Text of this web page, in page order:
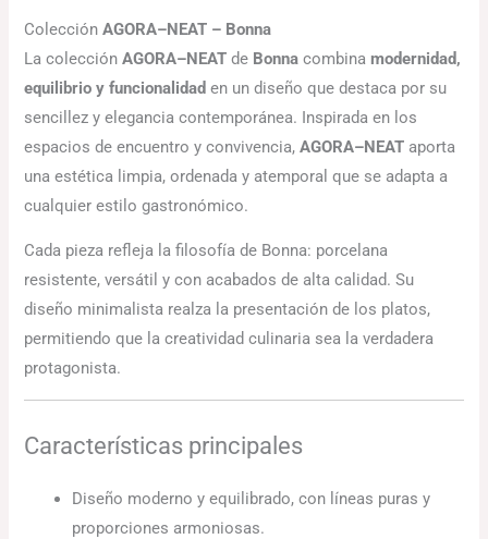
ColecciónAGORA–NEAT – Bonna
La colecciónAGORA–NEAT de Bonna combinamodernidad,
equilibrio y funcionalidad en un diseño que destaca por su
sencillez y elegancia contemporánea. Inspirada en los
espacios de encuentro y convivencia,AGORA–NEAT aporta
una estética limpia, ordenada y atemporal que se adapta a
cualquier estilo gastronómico.
Cada pieza refleja la filosofía de Bonna: porcelana
resistente, versátil y con acabados de alta calidad. Su
diseño minimalista realza la presentación de los platos,
permitiendo que la creatividad culinaria sea la verdadera
protagonista.
Características principales
Diseño moderno y equilibrado, con líneas puras y
proporciones armoniosas.